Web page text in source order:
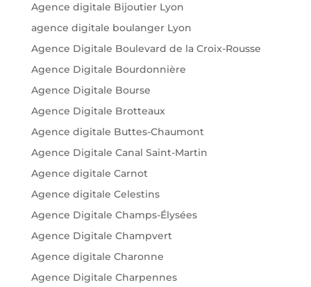
Agence digitale Bijoutier Lyon
agence digitale boulanger Lyon
Agence Digitale Boulevard de la Croix-Rousse
Agence Digitale Bourdonnière
Agence Digitale Bourse
Agence Digitale Brotteaux
Agence digitale Buttes-Chaumont
Agence Digitale Canal Saint-Martin
Agence digitale Carnot
Agence digitale Celestins
Agence Digitale Champs-Élysées
Agence Digitale Champvert
Agence digitale Charonne
Agence Digitale Charpennes